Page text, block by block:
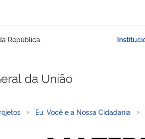
da União
Eu, Você e a Nossa Cidadania